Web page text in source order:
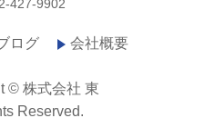
427-9902
ログ 会社概要
© 株式会社 東
Reserved.